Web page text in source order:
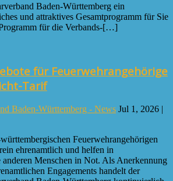
Baden-Württemberg ein
und attraktives Gesamtprogramm für Sie
für die Verbands-[…]
für Feuerwehrangehörige
Tarif
Baden-Württemberg - News Jul 1, 2026 |
Feuerwehrangehörigen
ehrenamtlich und helfen in
Menschen in Not. Als Anerkennung
Engagements handelt der